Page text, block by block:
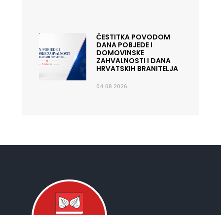
ČESTITKA POVODOM
DANA POBJEDE I
DOMOVINSKE
ZAHVALNOSTI I DANA
HRVATSKIH BRANITELJA
04.08.2026.